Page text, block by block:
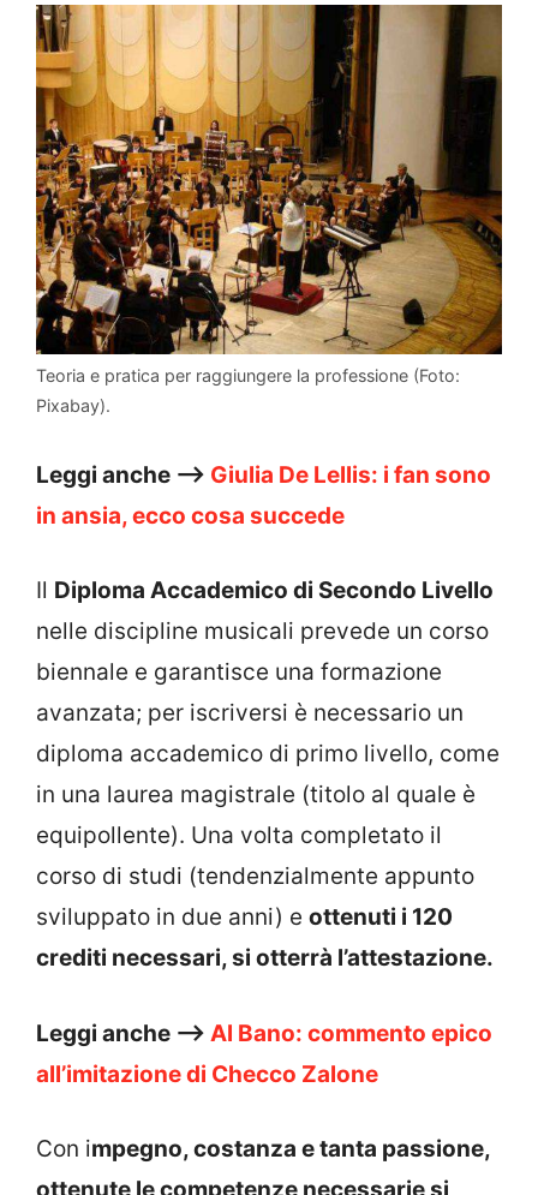
Teoria e pratica per raggiungere la professione (Foto:
Pixabay).
Leggi anche –> Giulia De Lellis: i fan sono
in ansia, ecco cosa succede
Il Diploma Accademico di Secondo Livello
nelle discipline musicali prevede un corso
biennale e garantisce una formazione
avanzata; per iscriversi è necessario un
diploma accademico di primo livello, come
in una laurea magistrale (titolo al quale è
equipollente). Una volta completato il
corso di studi (tendenzialmente appunto
sviluppato in due anni) e ottenuti i 120
crediti necessari, si otterrà l’attestazione.
Leggi anche –> Al Bano: commento epico
all’imitazione di Checco Zalone
Con impegno, costanza e tanta passione,